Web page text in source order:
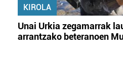
KIROLA
Unai Urkia zegamarrak
arrantzako beteranoen